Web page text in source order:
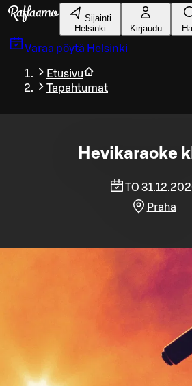
Siirry pääsisältöön
Sijainti
Helsinki
Kirjaudu
Varaa pöytä Helsinki
Etusivu
Tapahtumat
Hevikaraoke
TO
Praha